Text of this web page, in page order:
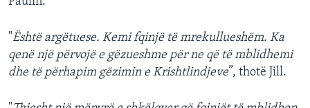
"Është argëtuese. Kemi fqinjë të mrekullueshëm. Ka
qenë një përvojë e gëzueshme për ne që të mblidhemi
dhe të përhapim gëzimin e Krishtlindjeve”, thotë Jill.